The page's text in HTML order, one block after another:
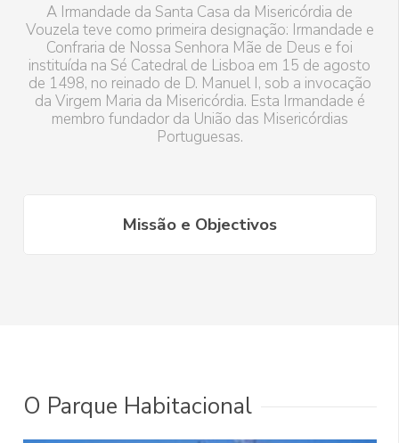
A Irmandade da Santa Casa da Misericórdia de
Vouzela teve como primeira designação: Irmandade e
Confraria de Nossa Senhora Mãe de Deus e foi
instituída na Sé Catedral de Lisboa em 15 de agosto
de 1498, no reinado de D. Manuel I, sob a invocação
da Virgem Maria da Misericórdia. Esta Irmandade é
membro fundador da União das Misericórdias
Portuguesas.
História
O Parque Habitacional